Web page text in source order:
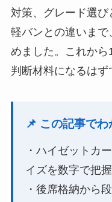
対策、グレード選
軽バンとの違いまで
めました。これか
判断材料になるはず
📌 この記事でわ
・ハイゼットカ
イズを数字で把
・後席格納から